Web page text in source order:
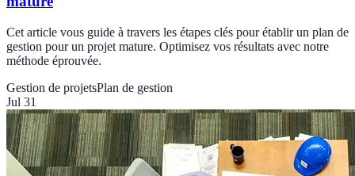
Cet article vous guide à travers les étapes clés pour établir un plan de
gestion pour un projet mature. Optimisez vos résultats avec notre
méthode éprouvée.
Gestion de projetsPlan de gestion
Jul 31